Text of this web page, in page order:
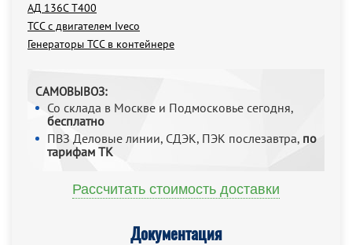
АД 136С Т400
ТСС с двигателем Iveco
Генераторы ТСС в контейнере
САМОВЫВОЗ:
Со склада в Москве и Подмосковье сегодня,
бесплатно
ПВЗ Деловые линии, СДЭК, ПЭК послезавтра, по
тарифам ТК
Рассчитать стоимость доставки
Документация